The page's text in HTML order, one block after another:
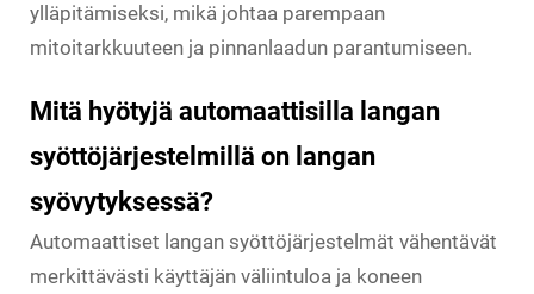
ylläpitämiseksi, mikä johtaa parempaan
mitoitarkkuuteen ja pinnanlaadun parantumiseen.
Mitä hyötyjä automaattisilla langan
syöttöjärjestelmillä on langan
syövytyksessä?
Automaattiset langan syöttöjärjestelmät vähentävät
merkittävästi käyttäjän väliintuloa ja koneen